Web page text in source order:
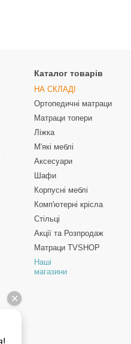
Каталог товарів
НА СКЛАДІ
Ортопедичні матраци
Матраци топери
Ліжка
М'які меблі
Аксесуари
Шафи
Корпусні меблі
Комп'ютерні крісла
Стільці
Акції та Розпродаж
Матраци TVSHOP
Наші
магазини